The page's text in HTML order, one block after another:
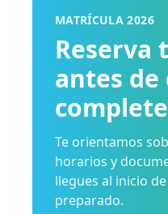
MATRÍCULA 2026
Reserva
antes de
Te orientamos
horarios y
llegues al inicio
preparado.